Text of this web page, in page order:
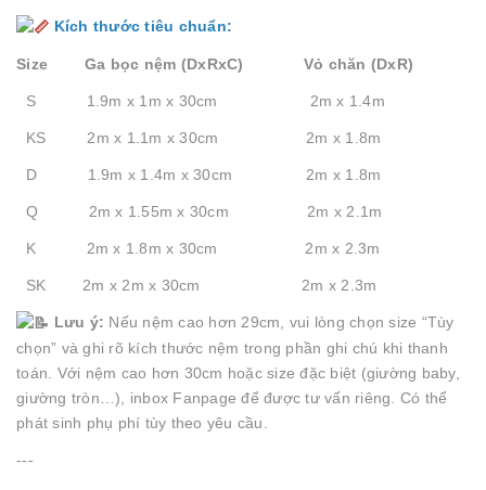
Kích thước tiêu chuẩn:
Size Ga bọc nệm (DxRxC) Vỏ chăn (DxR)
S 1.9m x 1m x 30cm 2m x 1.4m
KS 2m x 1.1m x 30cm 2m x 1.8m
D 1.9m x 1.4m x 30cm 2m x 1.8m
Q 2m x 1.55m x 30cm 2m x 2.1m
K 2m x 1.8m x 30cm 2m x 2.3m
SK 2m x 2m x 30cm 2m x 2.3m
Lưu ý: Nếu nệm cao hơn 29cm, vui lòng chọn size “Tùy
chọn” và ghi rõ kích thước nệm trong phần ghi chú khi thanh
toán. Với nệm cao hơn 30cm hoặc size đặc biệt (giường baby,
giường tròn…), inbox Fanpage để được tư vấn riêng. Có thể
phát sinh phụ phí tùy theo yêu cầu.
---